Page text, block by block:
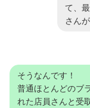
て、
さん
そうなんです！
普通ほとんどのブ
れた店員さんと受